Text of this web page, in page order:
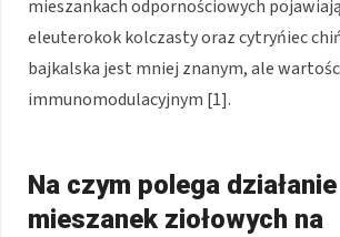
mieszankach odpornościowych
eleuterokok kolczasty oraz cytryńiec
bajkalska jest mniej znanym, ale
immunomodulacyjnym [1].
Na czym polega działanie
mieszanek ziołowych na